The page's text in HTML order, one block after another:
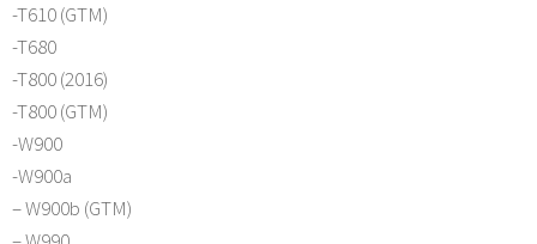
-T610 (GTM)
-T680
-T800 (2016)
-T800 (GTM)
-W900
-W900a
– W900b (GTM)